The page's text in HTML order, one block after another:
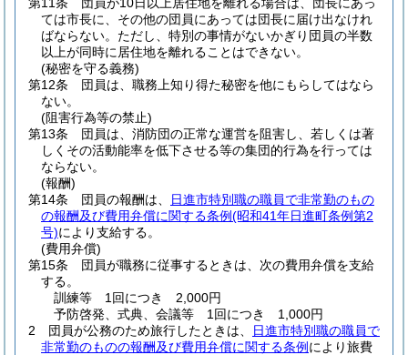
ては市長に、その他の団員にあっては団長に届け出なけれ
ばならない。 ただし、特別の事情がないかぎり団員の半数
以上が同時に居住地を離れることはできない。
(秘密を守る義務)
第12条
団員は、職務上知り得た秘密を他にもらしてはなら
ない。
(阻害行為等の禁止)
第13条
団員は、消防団の正常な運営を阻害し、若しくは著
しくその活動能率を低下させる等の集団的行為を行っては
ならない。
(報酬)
第14条
団員の報酬は、
日進市特別職の職員で非常勤のもの
の報酬及び費用弁償に関する条例(昭和41年日進町条例第2
号)により支給する。
(費用弁償)
第15条
団員が職務に従事するときは、次の費用弁償を支給
する。
訓練等 1回につき 2,000円
予防啓発、式典、会議等 1回につき 1,000円
2
団員が公務のため旅行したときは、
日進市特別職の職員で
非常勤のものの報酬及び費用弁償に関する条例 により旅費